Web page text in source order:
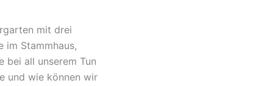
mit drei
im Stammhaus,
bei all unserem Tun
und wie können wir